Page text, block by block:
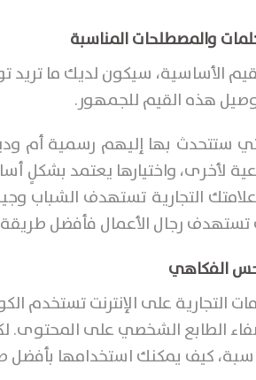
الأساسية، سيكون لديك ما تريد
هذه القيم للجمهور.
ستتحدث بها إليهم رسمية أم
لأخرى، واختيارها يعتمد
علامتك التجارية تستهدف الشباب
تستهدف رجال الأعمال فأفضل
التجارية على الإنترنت تستخدم
الطابع الشخصي على المحتوى.
كيف يمكنك استخدامها